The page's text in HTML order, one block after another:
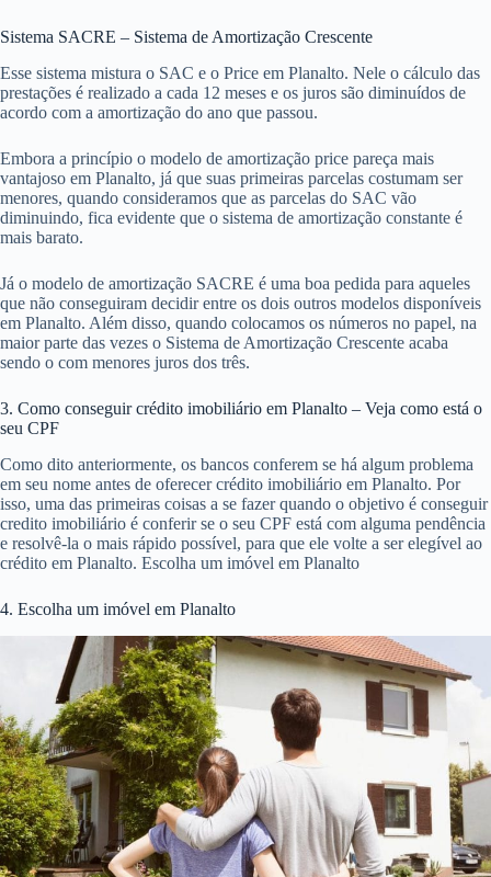
Sistema SACRE – Sistema de Amortização Crescente
Esse sistema mistura o SAC e o Price em Planalto. Nele o cálculo das
prestações é realizado a cada 12 meses e os juros são diminuídos de
acordo com a amortização do ano que passou.
Embora a princípio o modelo de amortização price pareça mais
vantajoso em Planalto, já que suas primeiras parcelas costumam ser
menores, quando consideramos que as parcelas do SAC vão
diminuindo, fica evidente que o sistema de amortização constante é
mais barato.
Já o modelo de amortização SACRE é uma boa pedida para aqueles
que não conseguiram decidir entre os dois outros modelos disponíveis
em Planalto. Além disso, quando colocamos os números no papel, na
maior parte das vezes o Sistema de Amortização Crescente acaba
sendo o com menores juros dos três.
3. Como conseguir crédito imobiliário em Planalto – Veja como está o
seu CPF
Como dito anteriormente, os bancos conferem se há algum problema
em seu nome antes de oferecer crédito imobiliário em Planalto. Por
isso, uma das primeiras coisas a se fazer quando o objetivo é conseguir
credito imobiliário é conferir se o seu CPF está com alguma pendência
e resolvê-la o mais rápido possível, para que ele volte a ser elegível ao
crédito em Planalto. Escolha um imóvel em Planalto
4. Escolha um imóvel em Planalto